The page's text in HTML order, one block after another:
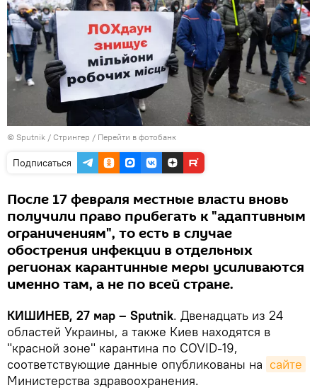
© Sputnik / Стрингер / Перейти в фотобанк
Подписаться
После 17 февраля местные власти вновь
получили право прибегать к "адаптивным
ограничениям", то есть в случае
обострения инфекции в отдельных
регионах карантинные меры усиливаются
именно там, а не по всей стране.
КИШИНЕВ, 27 мар – Sputnik. Двенадцать из 24
областей Украины, а также Киев находятся в
"красной зоне" карантина по COVID-19,
соответствующие данные опубликованы на сайте
Министерства здравоохранения.